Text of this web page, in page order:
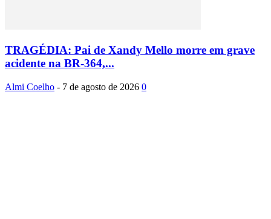
TRAGÉDIA: Pai de Xandy Mello morre em grave
acidente na BR-364,...
Almi Coelho - 7 de agosto de 2026 0